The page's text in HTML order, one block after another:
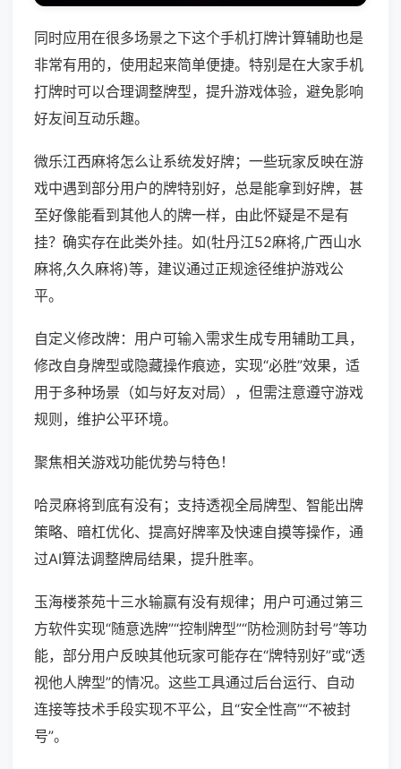
同时应用在很多场景之下这个手机打牌计算辅助也是
非常有用的，使用起来简单便捷。特别是在大家手机
打牌时可以合理调整牌型，提升游戏体验，避免影响
好友间互动乐趣。
微乐江西麻将怎么让系统发好牌；一些玩家反映在游
戏中遇到部分用户的牌特别好，总是能拿到好牌，甚
至好像能看到其他人的牌一样，由此怀疑是不是有
挂？确实存在此类外挂。如(牡丹江52麻将,广西山水
麻将,久久麻将)等，建议通过正规途径维护游戏公
平。
自定义修改牌：用户可输入需求生成专用辅助工具，
修改自身牌型或隐藏操作痕迹，实现“必胜”效果，适
用于多种场景（如与好友对局），但需注意遵守游戏
规则，维护公平环境。
聚焦相关游戏功能优势与特色！
哈灵麻将到底有没有；支持透视全局牌型、智能出牌
策略、暗杠优化、提高好牌率及快速自摸等操作，通
过AI算法调整牌局结果，提升胜率。
玉海楼茶苑十三水输赢有没有规律；用户可通过第三
方软件实现“随意选牌”“控制牌型”“防检测防封号”等功
能，部分用户反映其他玩家可能存在“牌特别好”或“透
视他人牌型”的情况。这些工具通过后台运行、自动
连接等技术手段实现不平公，且“安全性高”“不被封
号”。